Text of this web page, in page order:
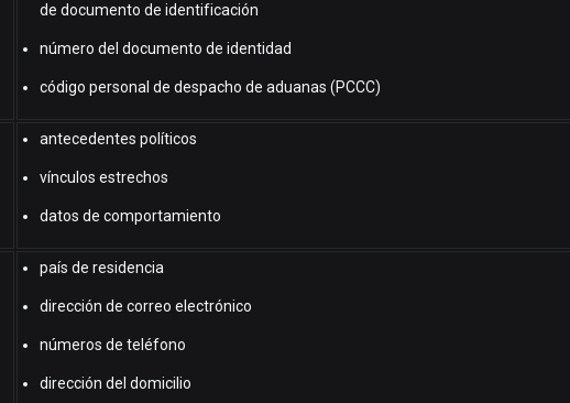
de documento de identificación
número del documento de identidad
código personal de despacho de aduanas (PCCC)
antecedentes políticos
vínculos estrechos
datos de comportamiento
país de residencia
dirección de correo electrónico
números de teléfono
dirección del domicilio